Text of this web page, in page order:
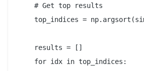
    # Get top results
top_indices =
    results = []
    for idx in top_indices: